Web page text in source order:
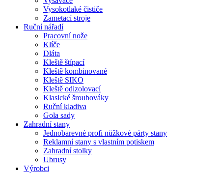
Vysokotlaké čističe
Zametací stroje
Ruční nářadí
Pracovní nože
Klíče
Dláta
Kleště štípací
Kleště kombinované
Kleště SIKO
Kleště odizolovací
Klasické šroubováky
Ruční kladiva
Gola sady
Zahradní stany
Jednobarevné profi nůžkové párty stany
Reklamní stany s vlastním potiskem
Zahradní stolky
Ubrusy
Výrobci